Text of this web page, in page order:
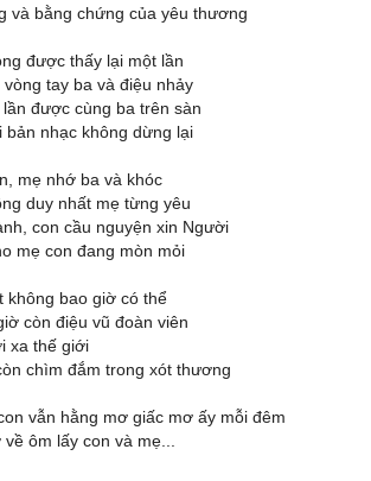
và bằng chứng của yêu thương
được thấy lại một lần
tay ba và điệu nhảy
lần được cùng ba trên sàn
bản nhạc không dừng lại
mẹ nhớ ba và khóc
duy nhất mẹ từng yêu
con cầu nguyện xin Người
mẹ con đang mòn mỏi
không bao giờ có thể
còn điệu vũ đoàn viên
xa thế giới
chìm đắm trong xót thương
vẫn hằng mơ giấc mơ ấy mỗi đêm
ôm lấy con và mẹ...